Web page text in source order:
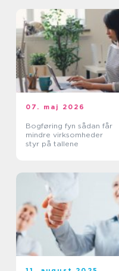
07. maj 2026
Bogføring fyn sådan får
mindre virksomheder
styr på tallene